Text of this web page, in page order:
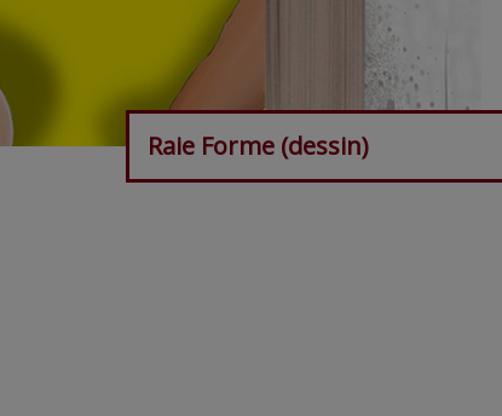
Raie Forme (dessin)